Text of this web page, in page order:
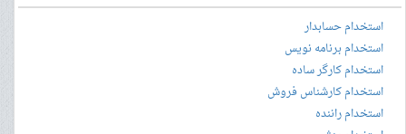
استخدام حسابدار
استخدام برنامه نویس
استخدام کارگر ساده
استخدام کارشناس فروش
استخدام راننده